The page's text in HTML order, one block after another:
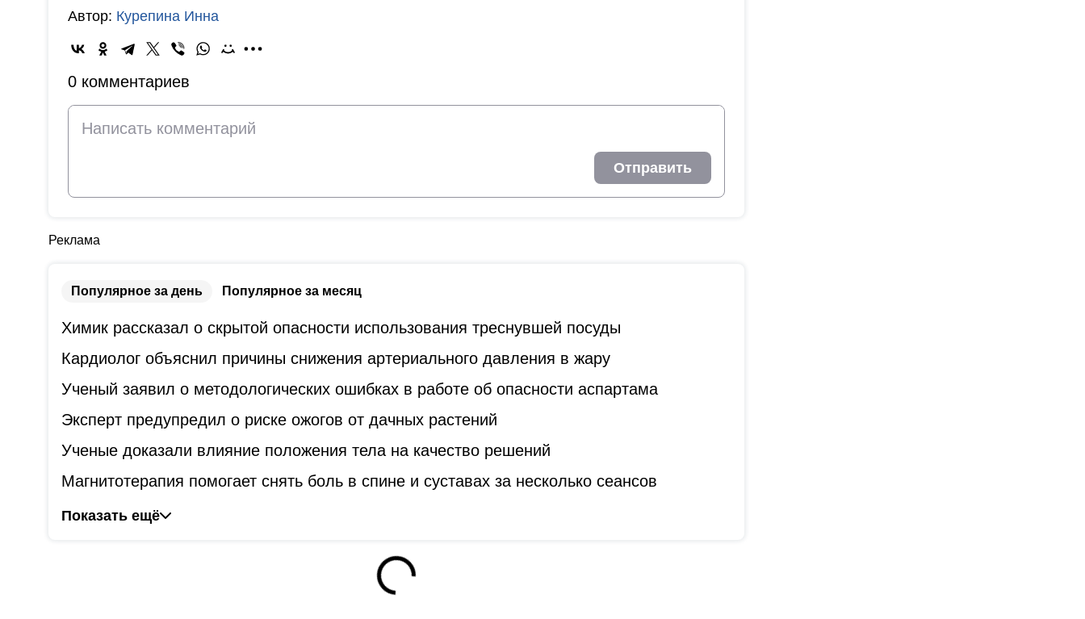
Автор: Курепина Инна
0 комментариев
Отправить
Реклама
Популярное за день Популярное за месяц
Химик рассказал о скрытой опасности использования треснувшей посуды
Кардиолог объяснил причины снижения артериального давления в жару
Ученый заявил о методологических ошибках в работе об опасности аспартама
Эксперт предупредил о риске ожогов от дачных растений
Ученые доказали влияние положения тела на качество решений
Магнитотерапия помогает снять боль в спине и суставах за несколько сеансов
Показать ещё